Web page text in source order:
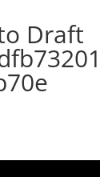
Draft